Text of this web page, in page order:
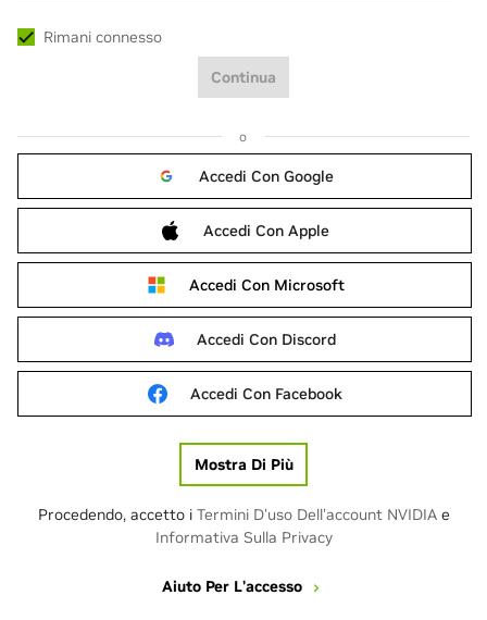
Rimani connesso
Continua
o
Accedi Con Google
Accedi Con Apple
Accedi Con Microsoft
Accedi Con Discord
Accedi Con Facebook
Mostra Di Più
Procedendo, accetto i Termini D'uso Dell'account NVIDIAe
Informativa Sulla Privacy
Aiuto Per L'accesso